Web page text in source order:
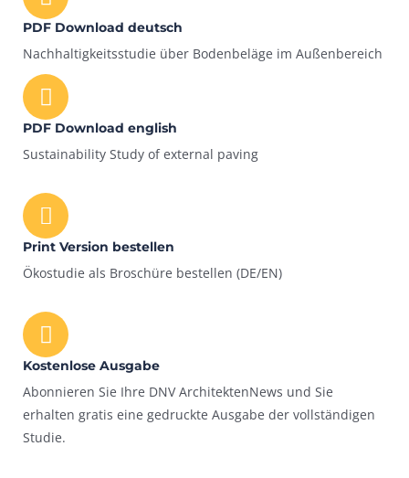
PDF Download deutsch
Nachhaltigkeitsstudie über Bodenbeläge im Außenbereich
PDF Download english
Sustainability Study of external paving
Print Version bestellen
Ökostudie als Broschüre bestellen (DE/EN)
Kostenlose Ausgabe
Abonnieren Sie Ihre DNV ArchitektenNews und Sie
erhalten gratis eine gedruckte Ausgabe der vollständigen
Studie.